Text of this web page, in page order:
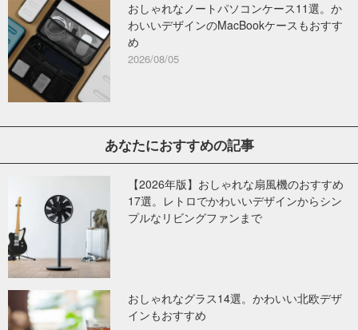
おしゃれなノートパソコンケース11選。か
わいいデザインのMacBookケースもおすす
め
2026/08/05
あなたにおすすめの記事
【2026年版】おしゃれな扇風機のおすすめ
17選。レトロでかわいいデザインからシン
プルなリビングファンまで
おしゃれなグラス14選。かわいい北欧デザ
インもおすすめ